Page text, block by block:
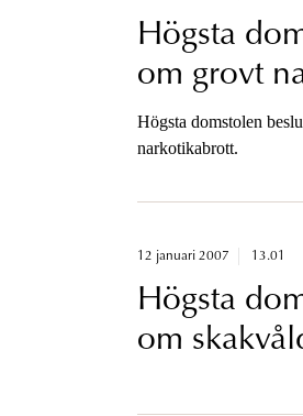
Högsta
om grovt
Högsta domstolen
narkotikabrott.
12 januari 2007 13.01
Högsta
om